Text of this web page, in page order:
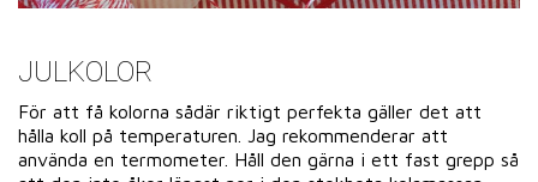
JULKOLOR
För att få kolorna sådär riktigt perfekta gäller det att
hålla koll på temperaturen. Jag rekommenderar att
använda en termometer. Håll den gärna i ett fast grepp så